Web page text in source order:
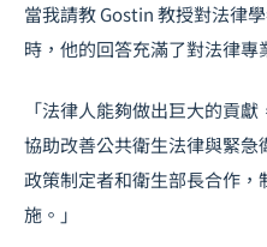
當我請教 Gostin 教授對法律
時，他的回答充滿了對法律專
「法律人能夠做出巨大的貢
協助改善公共衛生法律與緊急
政策制定者和衛生部長合作
施。」